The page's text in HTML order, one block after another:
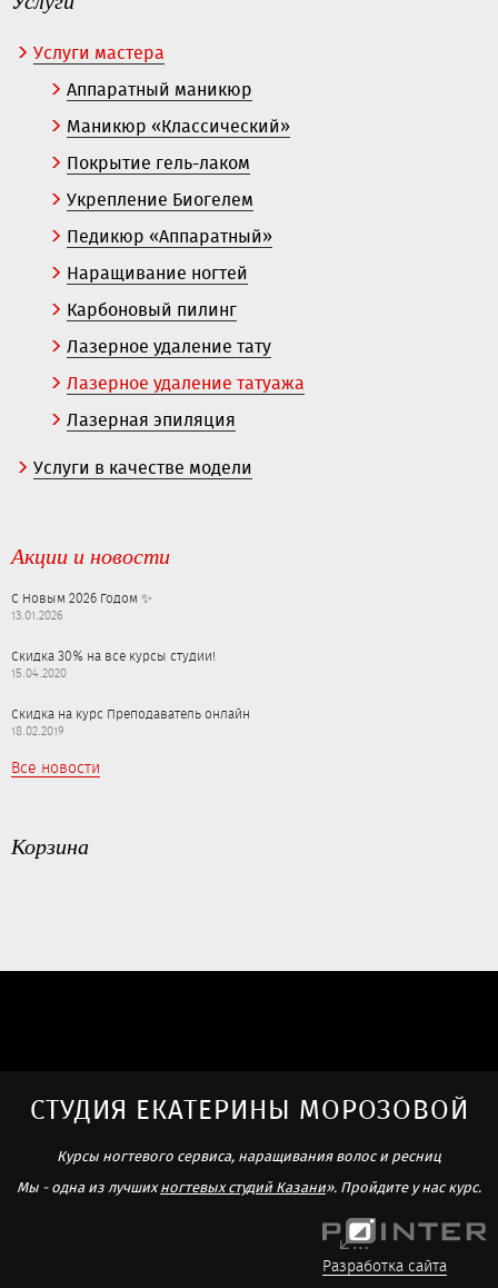
Услуги мастера
Аппаратный маникюр
Маникюр «Классический»
Покрытие гель-лаком
Укрепление Биогелем
Педикюр «Аппаратный»
Наращивание ногтей
Карбоновый пилинг
Лазерное удаление тату
Лазерное удаление татуажа
Лазерная эпиляция
Услуги в качестве модели
Акции и новости
С Новым 2026 Годом ✨
13.01.2026
Скидка 30% на все курсы студии!
15.04.2020
Скидка на курс Преподаватель онлайн
18.02.2019
Все новости
Корзина
СТУДИЯ ЕКАТЕРИНЫ МОРОЗОВОЙ
Курсы ногтевого сервиса, наращивания волос и ресниц
Мы - одна из лучшихногтевых студий Казани». Пройдите у нас курс.
Разработка сайта